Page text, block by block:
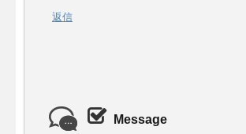
返信
Message